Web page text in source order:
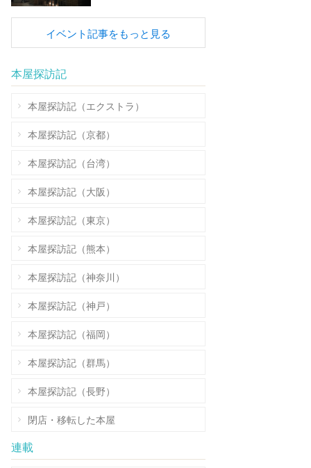
イベント記事をもっと見る
本屋探訪記
本屋探訪記（エクストラ）
本屋探訪記（京都）
本屋探訪記（台湾）
本屋探訪記（大阪）
本屋探訪記（東京）
本屋探訪記（熊本）
本屋探訪記（神奈川）
本屋探訪記（神戸）
本屋探訪記（福岡）
本屋探訪記（群馬）
本屋探訪記（長野）
閉店・移転した本屋
連載